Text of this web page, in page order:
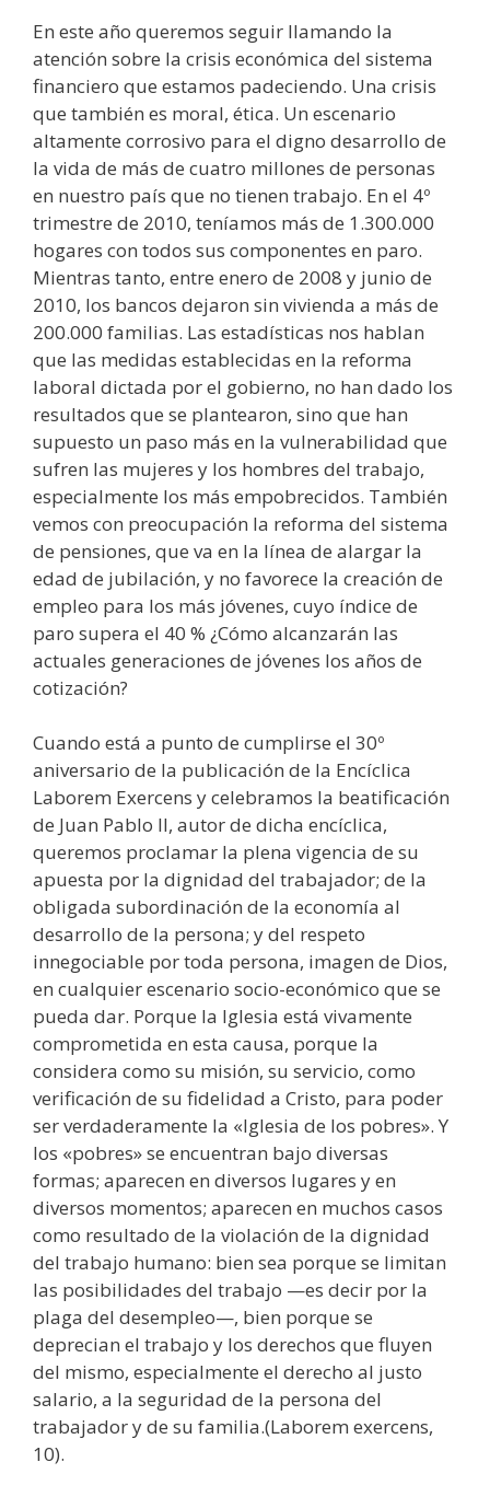
En este año queremos seguir llamando la
atención sobre la crisis económica del sistema
financiero que estamos padeciendo. Una crisis
que también es moral, ética. Un escenario
altamente corrosivo para el digno desarrollo de
la vida de más de cuatro millones de personas
en nuestro país que no tienen trabajo. En el 4º
trimestre de 2010, teníamos más de 1.300.000
hogares con todos sus componentes en paro.
Mientras tanto, entre enero de 2008 y junio de
2010, los bancos dejaron sin vivienda a más de
200.000 familias. Las estadísticas nos hablan
que las medidas establecidas en la reforma
laboral dictada por el gobierno, no han dado los
resultados que se plantearon, sino que han
supuesto un paso más en la vulnerabilidad que
sufren las mujeres y los hombres del trabajo,
especialmente los más empobrecidos. También
vemos con preocupación la reforma del sistema
de pensiones, que va en la línea de alargar la
edad de jubilación, y no favorece la creación de
empleo para los más jóvenes, cuyo índice de
paro supera el 40 % ¿Cómo alcanzarán las
actuales generaciones de jóvenes los años de
cotización?
Cuando está a punto de cumplirse el 30º
aniversario de la publicación de la Encíclica
Laborem Exercens y celebramos la beatificación
de Juan Pablo II, autor de dicha encíclica,
queremos proclamar la plena vigencia de su
apuesta por la dignidad del trabajador; de la
obligada subordinación de la economía al
desarrollo de la persona; y del respeto
innegociable por toda persona, imagen de Dios,
en cualquier escenario socio-económico que se
pueda dar. Porque la Iglesia está vivamente
comprometida en esta causa, porque la
considera como su misión, su servicio, como
verificación de su fidelidad a Cristo, para poder
ser verdaderamente la «Iglesia de los pobres». Y
los «pobres» se encuentran bajo diversas
formas; aparecen en diversos lugares y en
diversos momentos; aparecen en muchos casos
como resultado de la violación de la dignidad
del trabajo humano: bien sea porque se limitan
las posibilidades del trabajo —es decir por la
plaga del desempleo—, bien porque se
deprecian el trabajo y los derechos que fluyen
del mismo, especialmente el derecho al justo
salario, a la seguridad de la persona del
trabajador y de su familia.(Laborem exercens,
10).